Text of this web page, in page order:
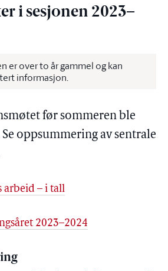
i sesjonen 2023–
er over to år gammel og kan
informasjon.
før sommeren ble
oppsummering av sentrale
arbeid – i tall
2023–2024